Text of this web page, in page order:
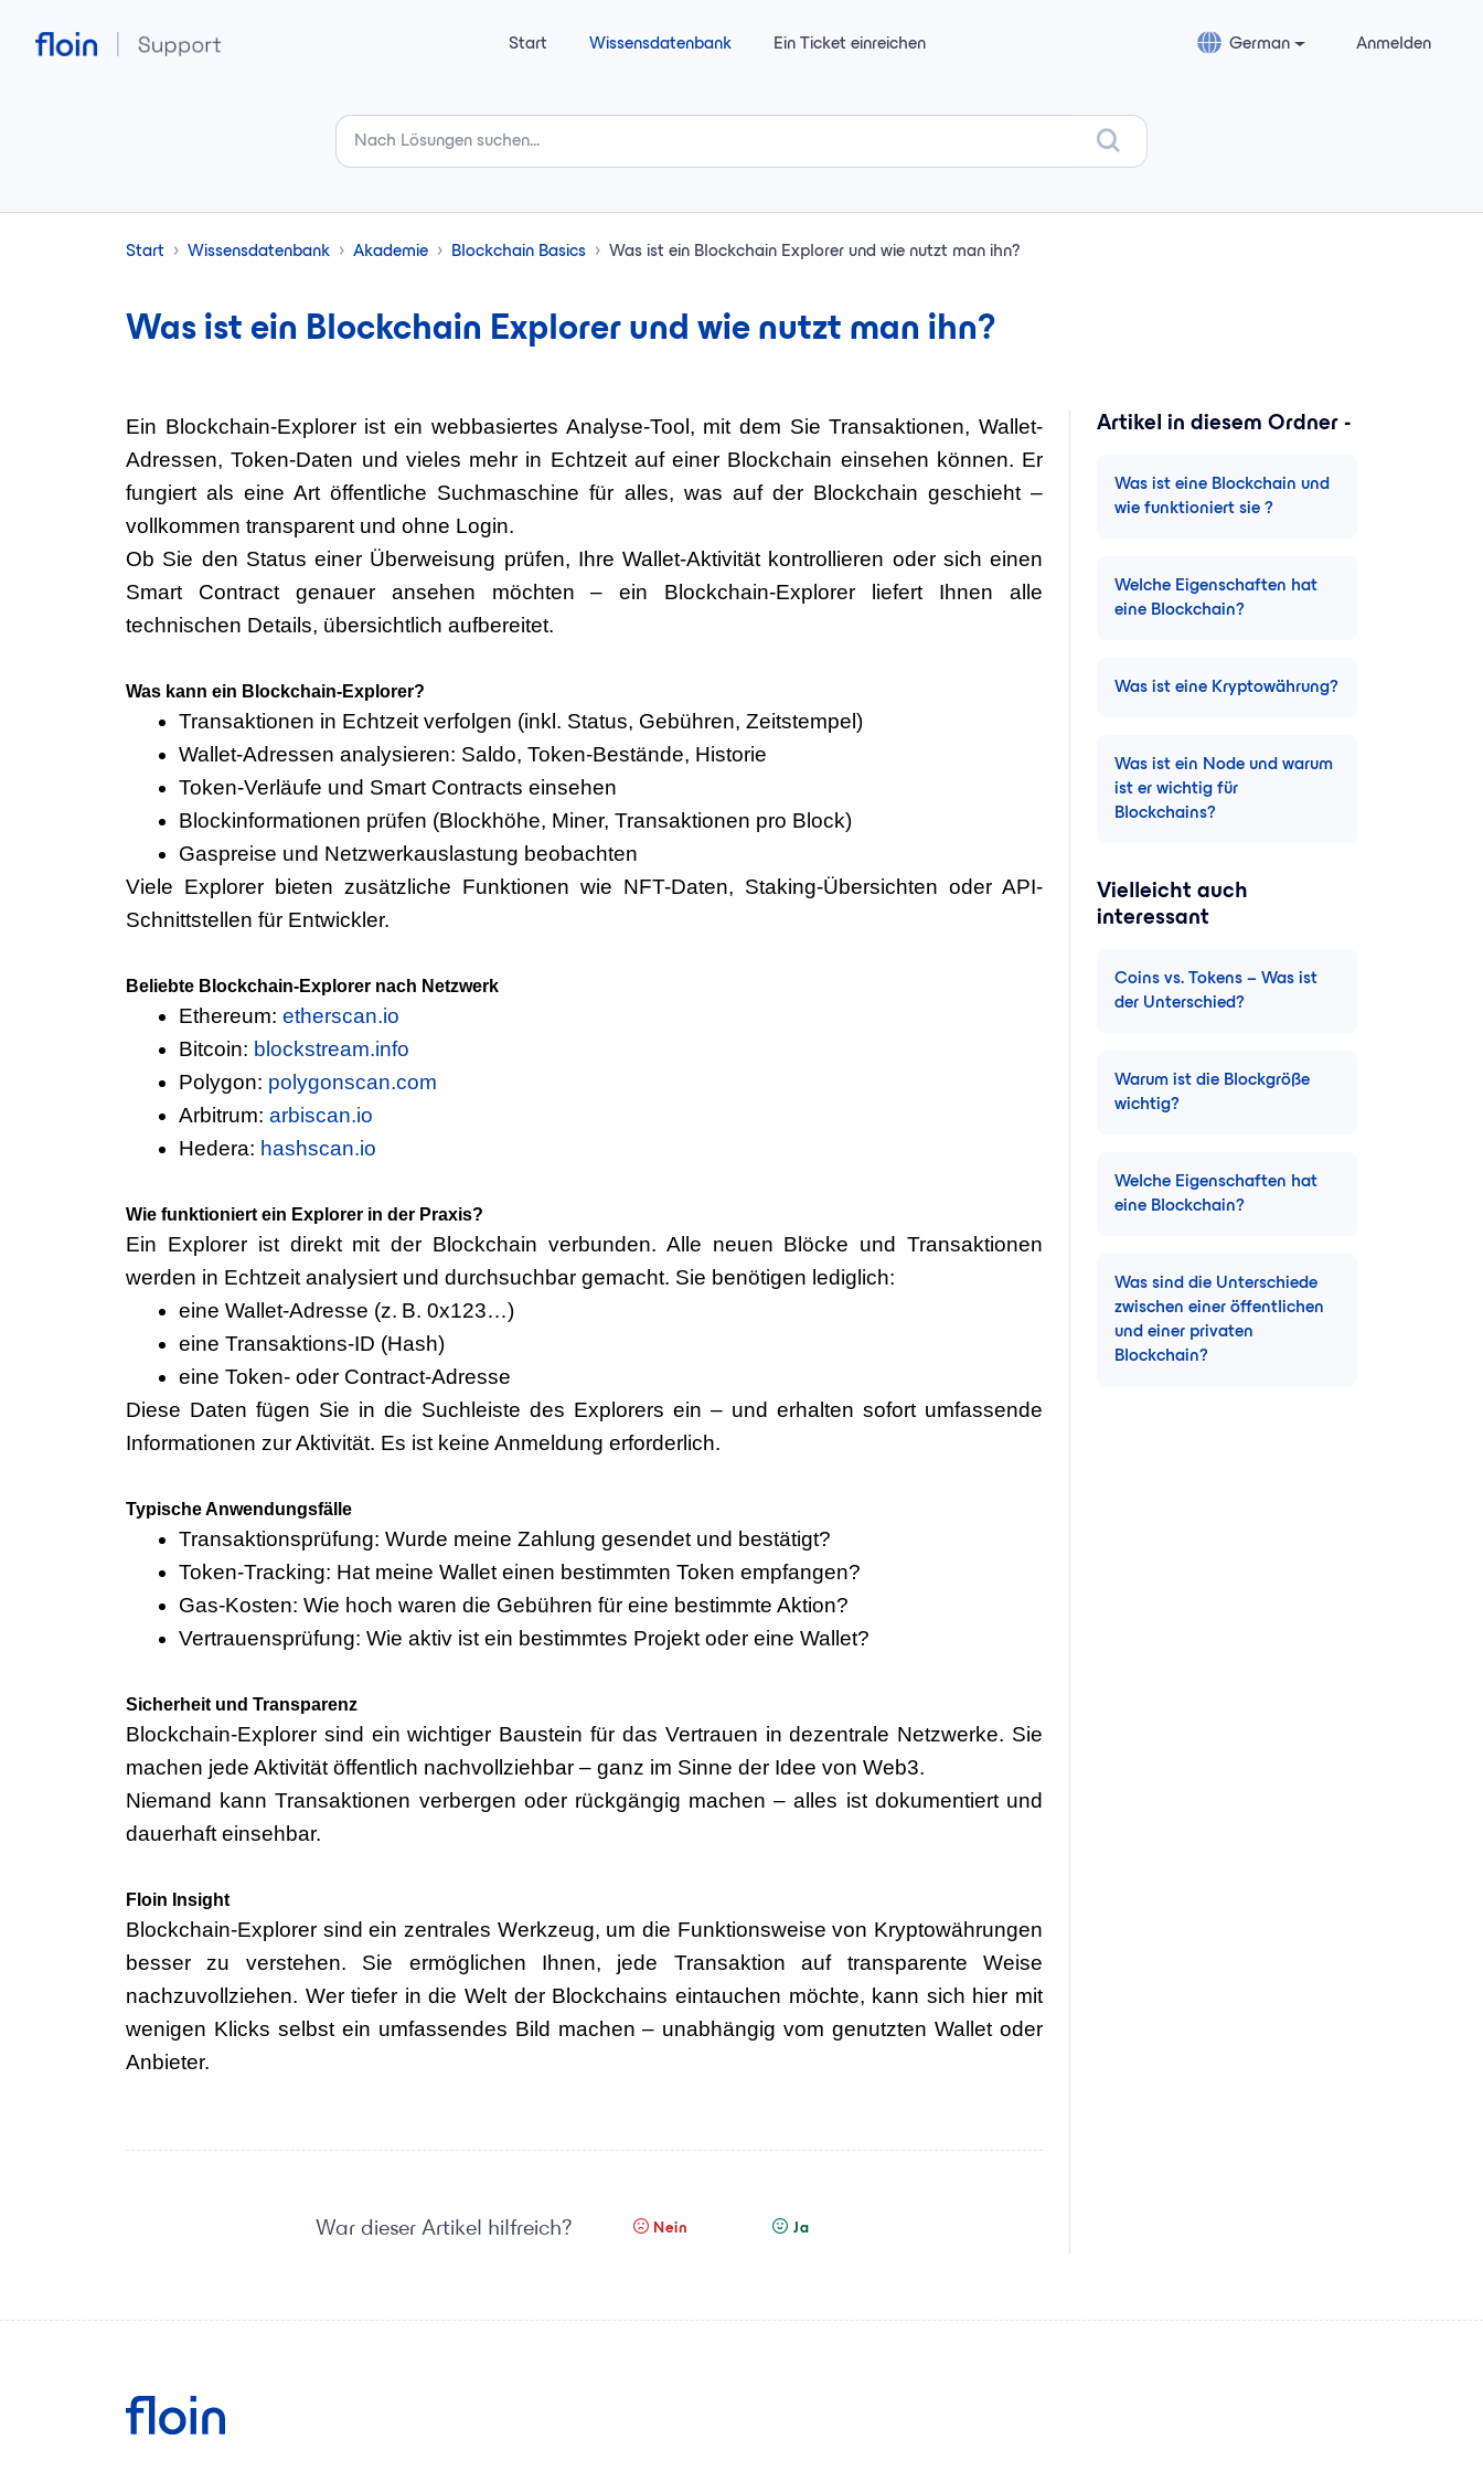
Zum hauptsächlichen Inhalt gehen
Start Wissensdatenbank Ein Ticket einreichen German Anmelden
Start Wissensdatenbank Akademie Blockchain Basics Was ist ein Blockchain Explorer und wie nutzt man ihn?
Was ist ein Blockchain Explorer und wie nutzt man ihn?
Ein Blockchain-Explorerist ein webbasiertes Analyse-Tool, mit dem Sie Transaktionen, Wallet-
Adressen, Token-Daten und vieles mehr in Echtzeit auf einer Blockchain einsehen können. Er
fungiert als eine Artöffentliche Suchmaschine für alles, was auf der Blockchain geschieht –
vollkommen transparent und ohne Login.
Ob Sie den Status einer Überweisung prüfen, Ihre Wallet-Aktivität kontrollieren oder sich einen
Smart Contract genauer ansehen möchten – ein Blockchain-Explorer liefert Ihnen alle
technischen Details, übersichtlich aufbereitet.
Was kann ein Blockchain-Explorer?
Transaktionen in Echtzeit verfolgen (inkl. Status, Gebühren, Zeitstempel)
Wallet-Adressen analysieren: Saldo, Token-Bestände, Historie
Token-Verläufe und Smart Contracts einsehen
Blockinformationen prüfen (Blockhöhe, Miner, Transaktionen pro Block)
Gaspreise und Netzwerkauslastung beobachten
Viele Explorer bieten zusätzliche Funktionen wie NFT-Daten, Staking-Übersichten oder API-
Schnittstellen für Entwickler.
Beliebte Blockchain-Explorer nach Netzwerk
Ethereum: etherscan.io
Bitcoin: blockstream.info
Polygon: polygonscan.com
Arbitrum: arbiscan.io
Hedera: hashscan.io
Wie funktioniert ein Explorer in der Praxis?
Ein Explorer ist direkt mit der Blockchain verbunden. Alle neuen Blöcke und Transaktionen
werden in Echtzeit analysiert und durchsuchbar gemacht. Sie benötigen lediglich:
eine Wallet-Adresse (z. B. 0x123…)
eine Transaktions-ID (Hash)
eine Token- oder Contract-Adresse
Diese Daten fügen Sie in die Suchleiste des Explorers ein – und erhalten sofort umfassende
Informationen zur Aktivität. Es ist keine Anmeldung erforderlich.
Typische Anwendungsfälle
Transaktionsprüfung: Wurde meine Zahlung gesendet und bestätigt?
Token-Tracking: Hat meine Wallet einen bestimmten Token empfangen?
Gas-Kosten: Wie hoch waren die Gebühren für eine bestimmte Aktion?
Vertrauensprüfung: Wie aktiv ist ein bestimmtes Projekt oder eine Wallet?
Sicherheit und Transparenz
Blockchain-Explorer sind ein wichtiger Baustein für das Vertrauen in dezentrale Netzwerke. Sie
machen jede Aktivität öffentlich nachvollziehbar – ganz im Sinne der Idee von Web3.
Niemand kann Transaktionen verbergen oder rückgängig machen – alles ist dokumentiert und
dauerhaft einsehbar.
Floin Insight
Blockchain-Explorer sind ein zentrales Werkzeug, um die Funktionsweise von Kryptowährungen
besser zu verstehen. Sie ermöglichen Ihnen, jede Transaktion auf transparente Weise
nachzuvollziehen. Wer tiefer in die Welt der Blockchains eintauchen möchte, kann sich hier mit
wenigen Klicks selbst ein umfassendes Bild machen – unabhängig vom genutzten Wallet oder
Anbieter.
War dieser Artikel hilfreich? Nein Ja
Artikel in diesem Ordner -
Was ist eine Blockchain und
wie funktioniert sie ?
Welche Eigenschaften hat
eine Blockchain?
Was ist eine Kryptowährung?
Was ist ein Node und warum
ist er wichtig für
Blockchains?
Vielleicht auch
interessant
Coins vs. Tokens – Was ist
der Unterschied?
Warum ist die Blockgröße
wichtig?
Welche Eigenschaften hat
eine Blockchain?
Was sind die Unterschiede
zwischen einer öffentlichen
und einer privaten
Blockchain?